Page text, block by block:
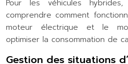
Pour les véhicules
comprendre comment
moteur électrique et le
optimiser la consommation de
Gestion des situations